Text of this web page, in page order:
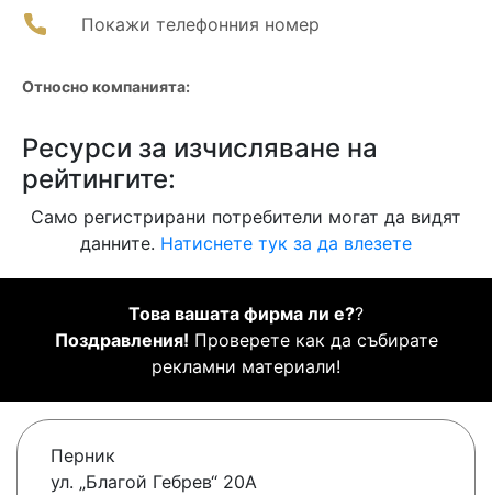
Покажи телефонния номер
Относно компанията:
Ресурси за изчисляване на
рейтингите:
Само регистрирани потребители могат да видят
данните. Натиснете тук за да влезете
Това вашата фирма ли е??
Поздравления! Проверете как да събирате
рекламни материали!
Перник
ул. „Благой Гебрев“ 20А